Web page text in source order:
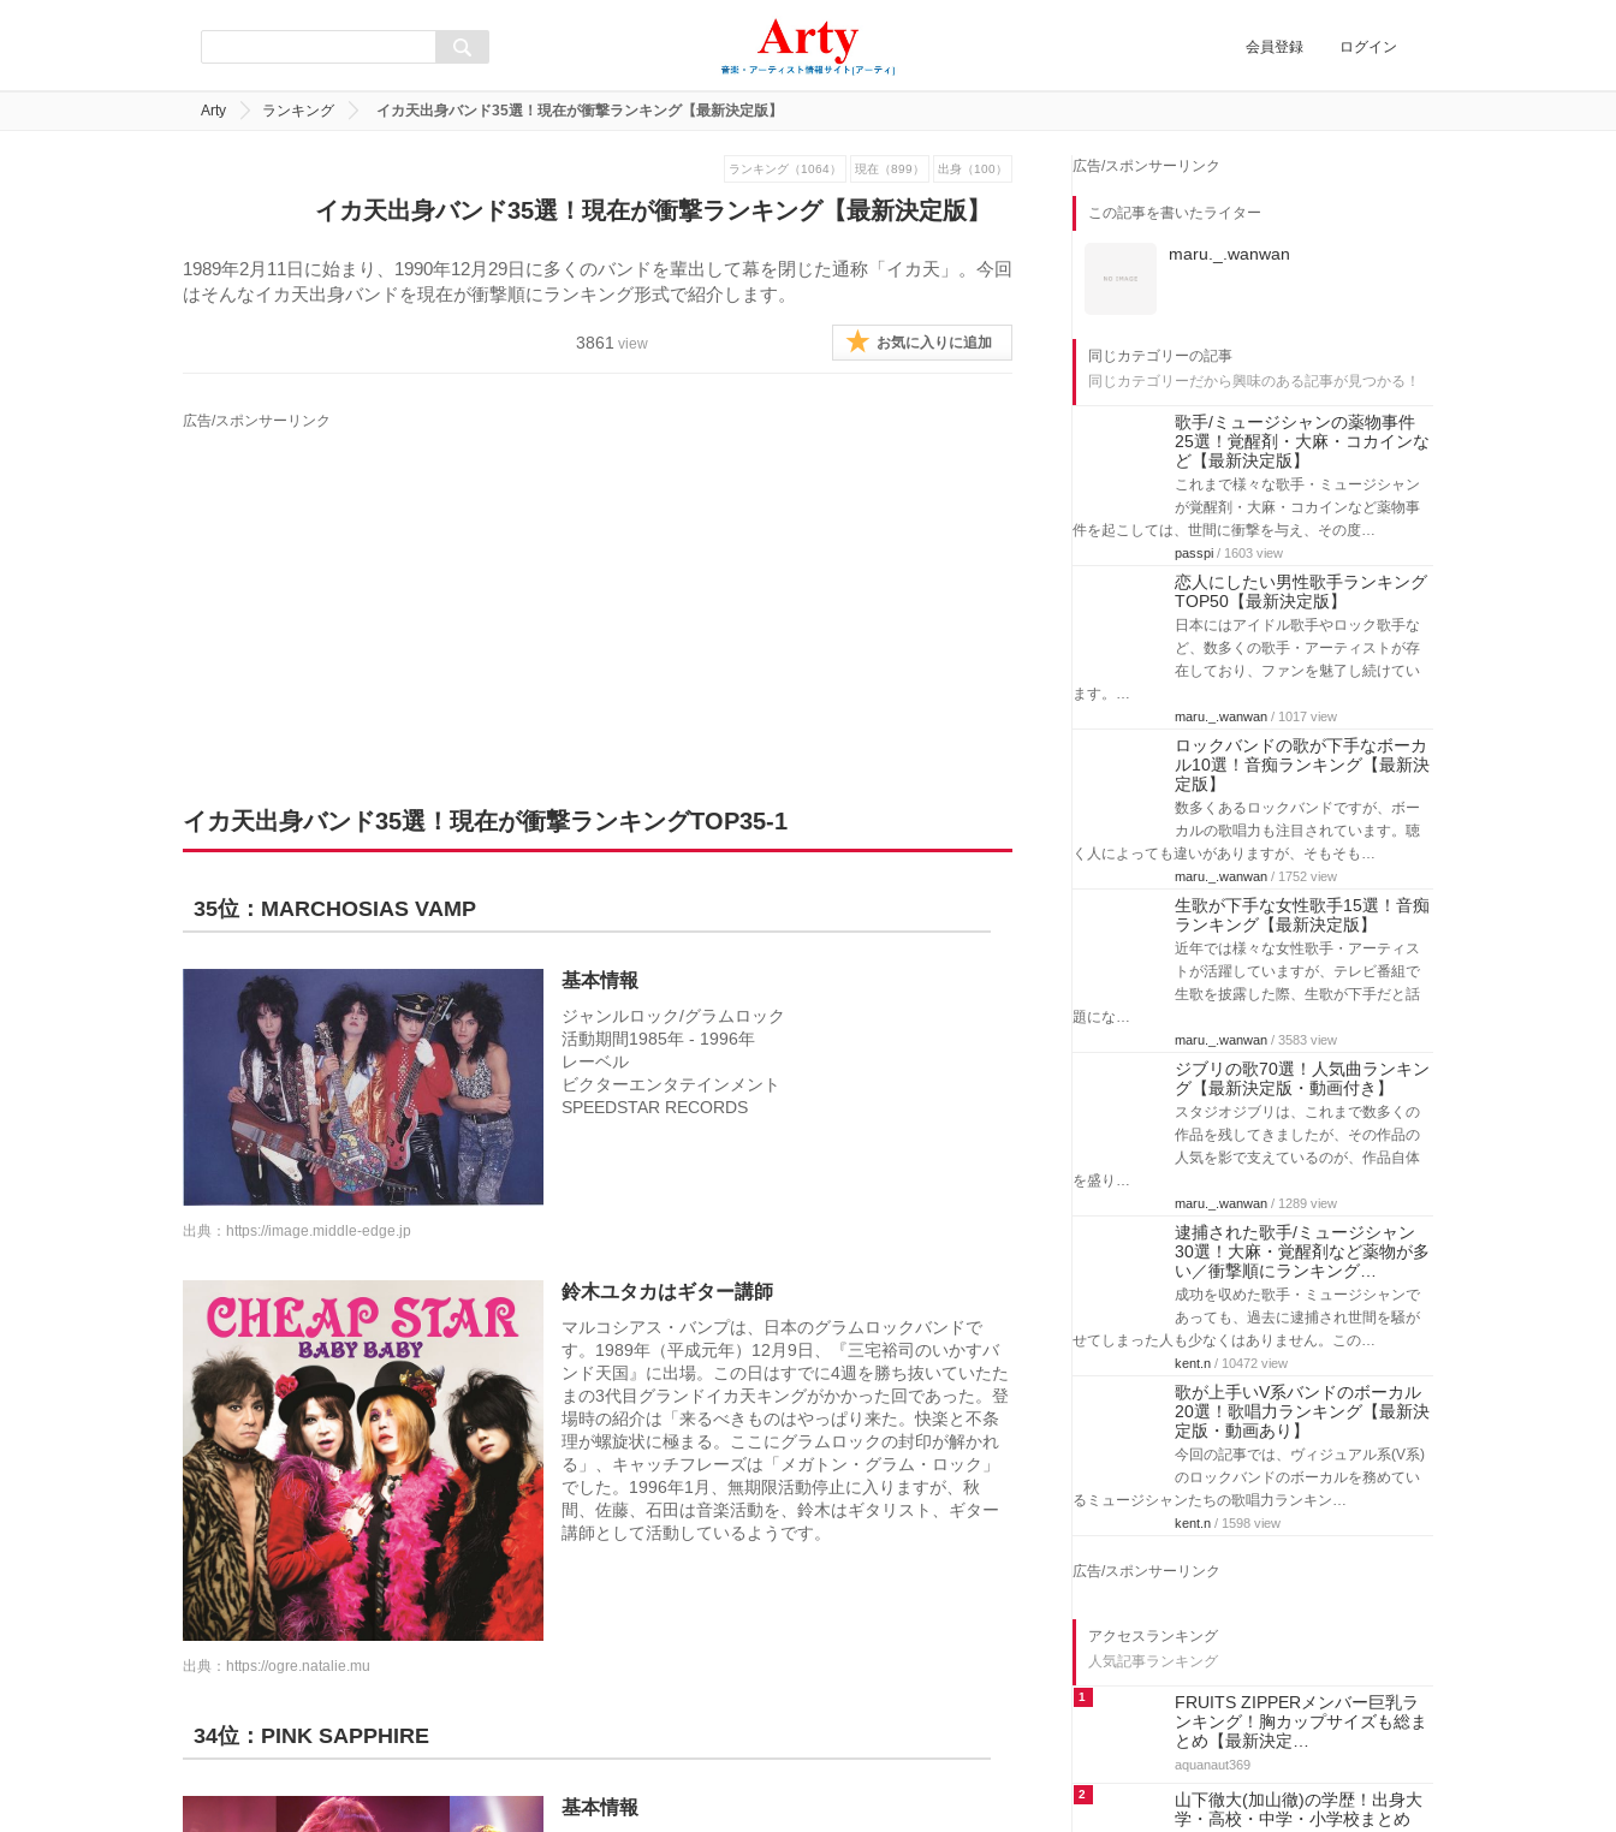
会員登録 ログイン
Arty ランキング イカ天出身バンド35選！現在が衝撃ランキング【最新決定版】
ランキング（1064） 現在（899） 出身（100）
イカ天出身バンド35選！現在が衝撃ランキング【最新決定版】
1989年2月11日に始まり、1990年12月29日に多くのバンドを輩出して幕を閉じた通称「イカ天」。今回
はそんなイカ天出身バンドを現在が衝撃順にランキング形式で紹介します。
3861 view お気に入りに追加
広告/スポンサーリンク
イカ天出身バンド35選！現在が衝撃ランキングTOP35-1
35位：MARCHOSIAS VAMP
基本情報
ジャンルロック/グラムロック
活動期間1985年 - 1996年
レーベル
ビクターエンタテインメント
SPEEDSTAR RECORDS
出典： https://image.middle-edge.jp
鈴木ユタカはギター講師
マルコシアス・バンプは、日本のグラムロックバンドで
す。1989年（平成元年）12月9日、『三宅裕司のいかすバ
ンド天国』に出場。この日はすでに4週を勝ち抜いていたた
まの3代目グランドイカ天キングがかかった回であった。登
場時の紹介は「来るべきものはやっぱり来た。快楽と不条
理が螺旋状に極まる。ここにグラムロックの封印が解かれ
る」、キャッチフレーズは「メガトン・グラム・ロック」
でした。1996年1月、無期限活動停止に入りますが、秋
間、佐藤、石田は音楽活動を、鈴木はギタリスト、ギター
講師として活動しているようです。
出典： https://ogre.natalie.mu
34位：PINK SAPPHIRE
基本情報
広告/スポンサーリンク
この記事を書いたライター
maru._.wanwan
同じカテゴリーの記事
同じカテゴリーだから興味のある記事が見つかる！
歌手/ミュージシャンの薬物事件
25選！覚醒剤・大麻・コカインな
ど【最新決定版】
これまで様々な歌手・ミュージシャン
が覚醒剤・大麻・コカインなど薬物事
件を起こしては、世間に衝撃を与え、その度…
passpi / 1603 view
恋人にしたい男性歌手ランキング
TOP50【最新決定版】
日本にはアイドル歌手やロック歌手な
ど、数多くの歌手・アーティストが存
在しており、ファンを魅了し続けてい
ます。…
maru._.wanwan / 1017 view
ロックバンドの歌が下手なボーカ
ル10選！音痴ランキング【最新決
定版】
数多くあるロックバンドですが、ボー
カルの歌唱力も注目されています。聴
く人によっても違いがありますが、そもそも…
maru._.wanwan / 1752 view
生歌が下手な女性歌手15選！音痴
ランキング【最新決定版】
近年では様々な女性歌手・アーティス
トが活躍していますが、テレビ番組で
生歌を披露した際、生歌が下手だと話
題にな…
maru._.wanwan / 3583 view
ジブリの歌70選！人気曲ランキン
グ【最新決定版・動画付き】
スタジオジブリは、これまで数多くの
作品を残してきましたが、その作品の
人気を影で支えているのが、作品自体
を盛り…
maru._.wanwan / 1289 view
逮捕された歌手/ミュージシャン
30選！大麻・覚醒剤など薬物が多
い／衝撃順にランキング…
成功を収めた歌手・ミュージシャンで
あっても、過去に逮捕され世間を騒が
せてしまった人も少なくはありません。この…
kent.n / 10472 view
歌が上手いV系バンドのボーカル
20選！歌唱力ランキング【最新決
定版・動画あり】
今回の記事では、ヴィジュアル系(V系)
のロックバンドのボーカルを務めてい
るミュージシャンたちの歌唱力ランキン…
kent.n / 1598 view
広告/スポンサーリンク
アクセスランキング
人気記事ランキング
1
FRUITS ZIPPERメンバー巨乳ラ
ンキング！胸カップサイズも総ま
とめ【最新決定…
aquanaut369
2
山下徹大(加山徹)の学歴！出身大
学・高校・中学・小学校まとめ